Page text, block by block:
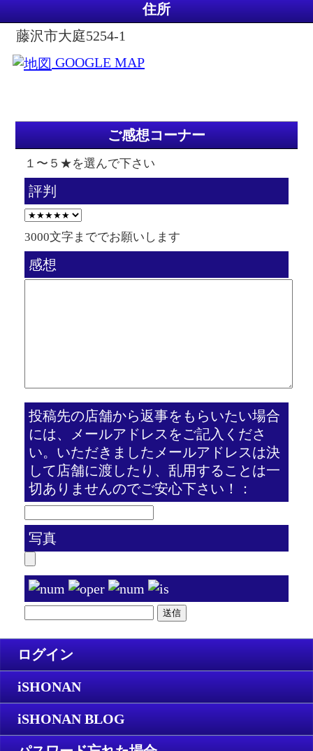
住所
藤沢市大庭5254-1
GOOGLE MAP
ご感想コーナー
１〜５★を選んで下さい
評判
3000文字まででお願いします
感想
投稿先の店舗から返事をもらいたい場合
には、メールアドレスをご記入くださ
い。いただきましたメールアドレスは決
して店舗に渡したり、乱用することは一
切ありませんのでご安心下さい！：
写真
ログイン
iSHONAN
iSHONAN BLOG